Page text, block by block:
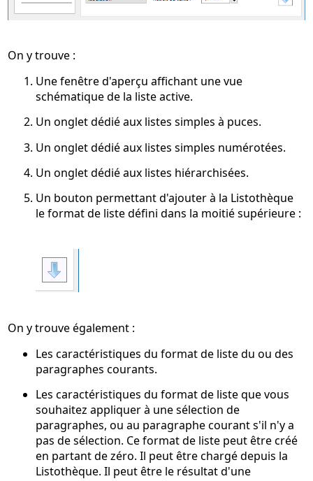
On y trouve :
Une fenêtre d'aperçu affichant une vue
schématique de la liste active.
Un onglet dédié aux listes simples à puces.
Un onglet dédié aux listes simples numérotées.
Un onglet dédié aux listes hiérarchisées.
Un bouton permettant d'ajouter à la Listothèque
le format de liste défini dans la moitié supérieure :
On y trouve également :
Les caractéristiques du format de liste du ou des
paragraphes courants.
Les caractéristiques du format de liste que vous
souhaitez appliquer à une sélection de
paragraphes, ou au paragraphe courant s'il n'y a
pas de sélection. Ce format de liste peut être créé
en partant de zéro. Il peut être chargé depuis la
Listothèque. Il peut être le résultat d'une